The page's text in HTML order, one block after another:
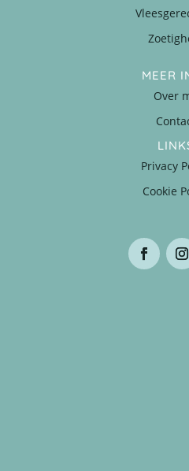
MEER
Over
Privacy
Cookie